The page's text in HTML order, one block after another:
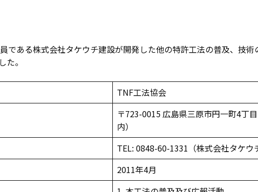
である株式会社タケウチ建設が開発した他の特許工法の普及、技
。
TNF工法協会
〒723-0015 広島県三原市円一町4丁
内）
TEL: 0848-60-1331（株式会社タケウ
2011年4月